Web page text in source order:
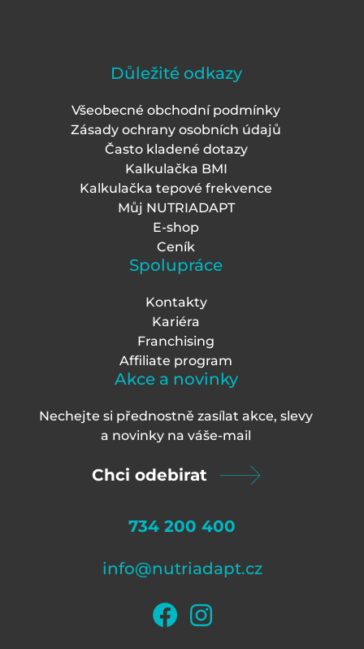
Důležité odkazy
Všeobecné obchodní podmínky
Zásady ochrany osobních údajů
Často kladené dotazy
Kalkulačka BMI
Kalkulačka tepové frekvence
Můj NUTRIADAPT
E-shop
Ceník
Spolupráce
Kontakty
Kariéra
Franchising
Affiliate program
Akce a novinky
Nechejte si přednostně zasílat akce, slevy
a novinky na váše-mail
Chci odebirat
734 200 400
info@nutriadapt.cz